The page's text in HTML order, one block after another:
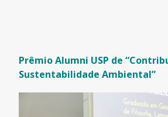
Prêmio Alumni USP de
Sustentabilidade Ambiental”